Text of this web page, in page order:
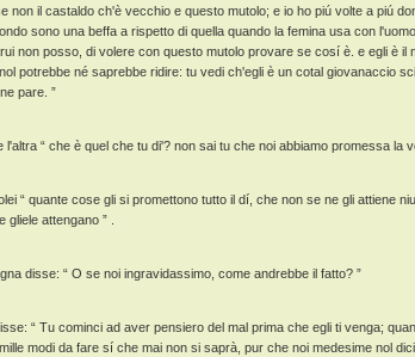
non il castaldo ch'è vecchio e questo mutolo; e io ho piú volte a piú
sono una beffa a rispetto di quella quando la femina usa con l'uomo.
non posso, di volere con questo mutolo provare se cosí è. e egli è il
potrebbe né saprebbe ridire: tu vedi ch'egli è un cotal giovanaccio
pare. ”
l'altra “ che è quel che tu di'? non sai tu che noi abbiamo promessa la
“ quante cose gli si promettono tutto il dí, che non se ne gli attiene
attengano ” .
disse: “ O se noi ingravidassimo, come andrebbe il fatto? ”
“ Tu cominci ad aver pensiero del mal prima che egli ti venga;
modi da fare sí che mai non si saprà, pur che noi medesime nol